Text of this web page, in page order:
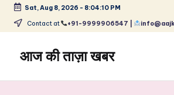
Skip
content
Sat, Aug 8, 2026 - 8:04:10 PM
Contact at +91-9999906547 |
आज की ताज़ा खबर